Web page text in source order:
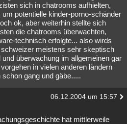
sich in chatrooms aufhielten,
potentielle kinder-porno-schänder
ok, aber weiterhin stellte sich
die chatrooms überwachten,
technisch erfolgte... also wirds
meistens sehr skeptisch
überwachung im allgemeinen gar
in vielen anderen ländern
gang und gäbe.....
06.12.2004 um 15:57
hat mittlerweile